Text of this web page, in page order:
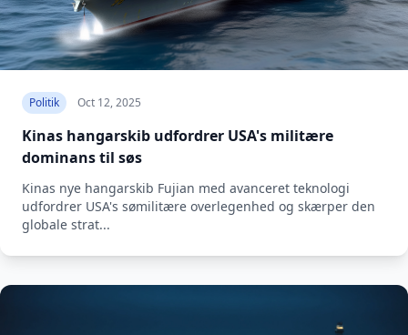
Politik Oct 12, 2025
Kinas hangarskib udfordrer USA's militære
dominans til søs
Kinas nye hangarskib Fujian med avanceret teknologi
udfordrer USA's sømilitære overlegenhed og skærper den
globale strat...